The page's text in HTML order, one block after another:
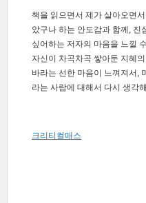
책을 읽으면서 제가 살아오면
았구나 하는 안도감과 함께, 진
싶어하는 저자의 마음을 느낄
자신이 차곡차곡 쌓아둔 지혜
바라는 선한 마음이 느껴져서,
라는 사람에 대해서 다시 생각
크리티컬매스